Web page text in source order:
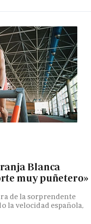
Blanca
muy puñetero»
de la sorprendente
la velocidad española,